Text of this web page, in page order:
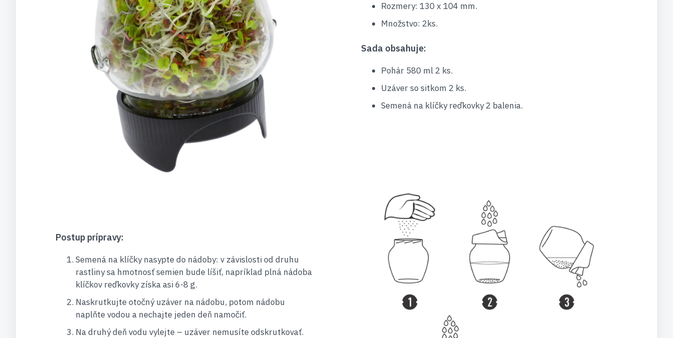
Rozmery: 130 x 104 mm.
Množstvo: 2ks.
Sada obsahuje:
Pohár 580 ml 2 ks.
Uzáver so sitkom 2 ks.
Semená na klíčky reďkovky 2 balenia.
Postup prípravy:
Semená na klíčky nasypte do nádoby: v závislosti od druhu
rastliny sa hmotnosť semien bude líšiť, napríklad plná nádoba
klíčkov reďkovky získa asi 6-8 g.​
Naskrutkujte otočný uzáver na nádobu, potom nádobu
naplňte vodou a nechajte jeden deň namočiť.
Na druhý deň vodu vylejte – uzáver nemusíte odskrutkovať.